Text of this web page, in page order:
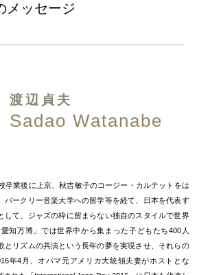
メッセージ
渡辺貞夫
Sadao Watanabe
卒業後に上京、秋吉敏子のコージー・カルテットをは
バークリー音楽大学への留学等を経て、日本を代表す
して、ジャズの枠に留まらない独自のスタイルで世界
知万博」では世界中から集まった子どもたち400人
とリズムの共演という長年の夢を実現させ、それらの
年4月、オバマ元アメリカ大統領夫妻がホストとな